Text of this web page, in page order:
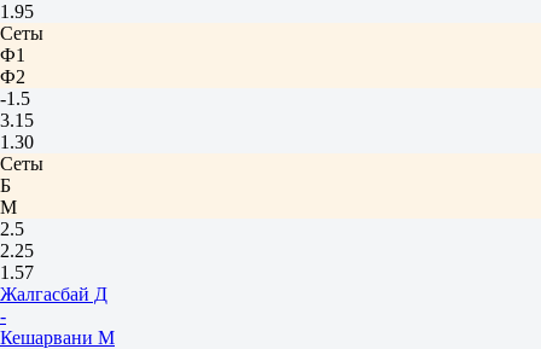
1.95
Сеты
Ф1
Ф2
-1.5
3.15
1.30
Сеты
Б
М
2.5
2.25
1.57
Жалгасбай Д
-
Кешарвани М